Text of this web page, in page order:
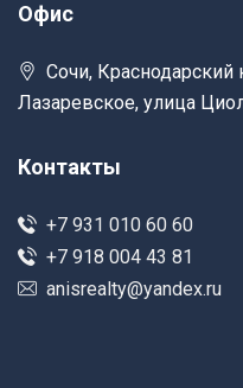
Офис
Сочи, Краснодарский
Лазаревское, улица
Контакты
+7 931 010 60 60
+7 918 004 43 81
anisrealty@yandex.ru